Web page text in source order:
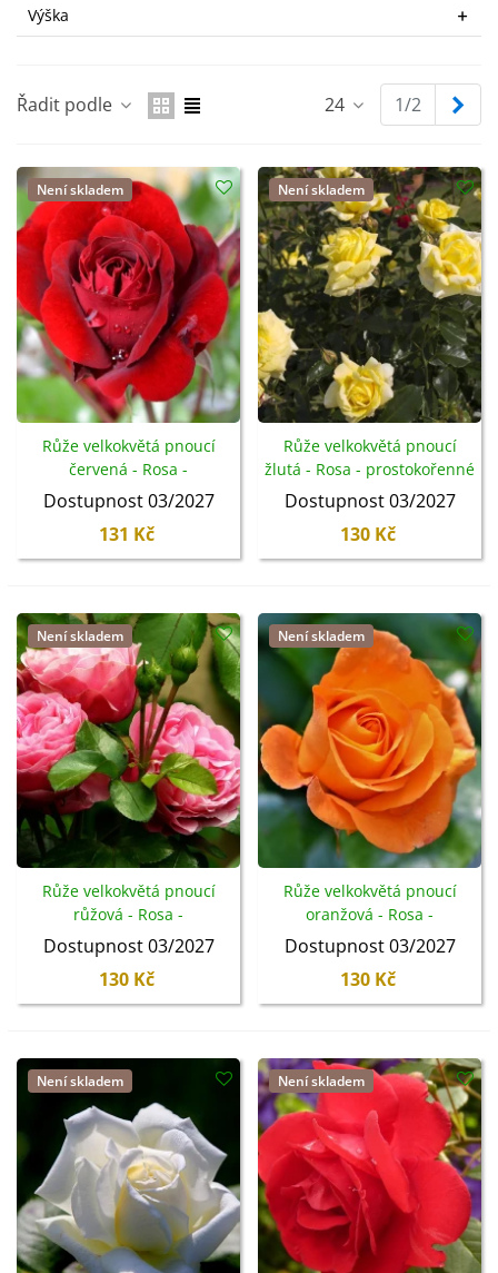
Výška
Řadit podle 24 1/2
Není skladem
Růže velkokvětá pnoucí
červená - Rosa -
prostokořenné sazenice -
Dostupnost 03/2027
131 Kč
Není skladem
Růže velkokvětá pnoucí
žlutá - Rosa - prostokořenné
sazenice - 1 ks
Dostupnost 03/2027
130 Kč
Není skladem
Růže velkokvětá pnoucí
růžová - Rosa -
prostokořenné sazenice -
Dostupnost 03/2027
130 Kč
Není skladem
Růže velkokvětá pnoucí
oranžová - Rosa -
prostokořennésazenice -
Dostupnost 03/2027
130 Kč
Není skladem Není skladem